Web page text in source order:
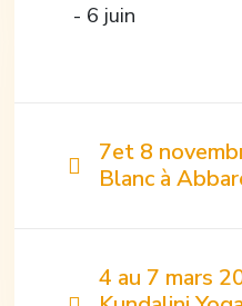
- 6 juin
7et 8
Blanc à
4 au 7 mars